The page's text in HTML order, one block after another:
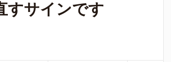
すサインです